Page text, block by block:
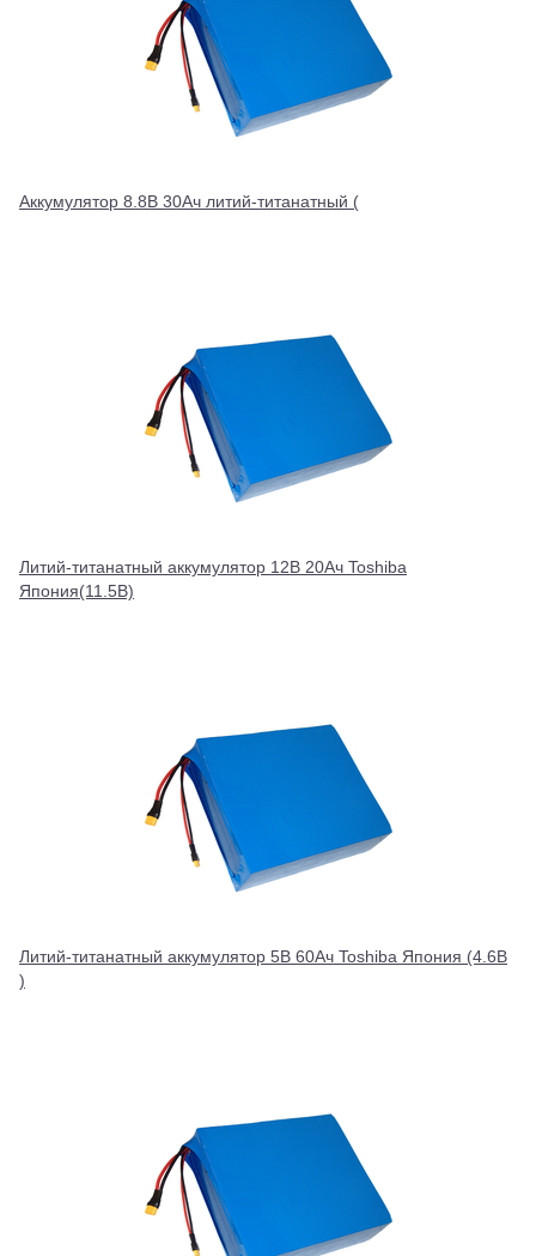
Аккумулятор 8.8В 30Ач литий-титанатный (
Литий-титанатный аккумулятор 12В 20Ач Toshiba
Япония(11.5В)
Литий-титанатный аккумулятор 5В 60Ач Toshiba Япония (4.6В
)